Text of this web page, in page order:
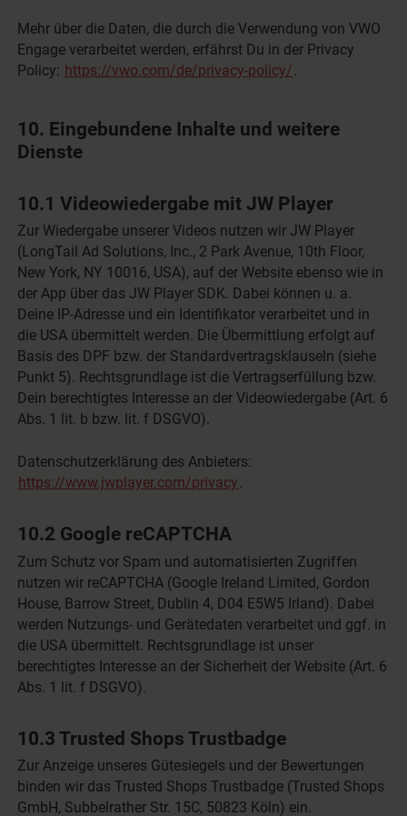
Mehr über die Daten, die durch die Verwendung von VWO
Engage verarbeitet werden, erfährst Du in der Privacy
Policy: https://vwo.com/de/privacy-policy/.
10. Eingebundene Inhalte und weitere
Dienste
10.1 Videowiedergabe mit JW Player
Zur Wiedergabe unserer Videos nutzen wir JW Player
(LongTail Ad Solutions, Inc., 2 Park Avenue, 10th Floor,
New York, NY 10016, USA), auf der Website ebenso wie in
der App über das JW Player SDK. Dabei können u. a.
Deine IP-Adresse und ein Identifikator verarbeitet und in
die USA übermittelt werden. Die Übermittlung erfolgt auf
Basis des DPF bzw. der Standardvertragsklauseln (siehe
Punkt 5). Rechtsgrundlage ist die Vertragserfüllung bzw.
Dein berechtigtes Interesse an der Videowiedergabe (Art. 6
Abs. 1 lit. b bzw. lit. f DSGVO).
Datenschutzerklärung des Anbieters:
https://www.jwplayer.com/privacy.
10.2 Google reCAPTCHA
Zum Schutz vor Spam und automatisierten Zugriffen
nutzen wir reCAPTCHA (Google Ireland Limited, Gordon
House, Barrow Street, Dublin 4, D04 E5W5 Irland). Dabei
werden Nutzungs- und Gerätedaten verarbeitet und ggf. in
die USA übermittelt. Rechtsgrundlage ist unser
berechtigtes Interesse an der Sicherheit der Website (Art. 6
Abs. 1 lit. f DSGVO).
10.3 Trusted Shops Trustbadge
Zur Anzeige unseres Gütesiegels und der Bewertungen
binden wir das Trusted Shops Trustbadge (Trusted Shops
GmbH, Subbelrather Str. 15C, 50823 Köln) ein.